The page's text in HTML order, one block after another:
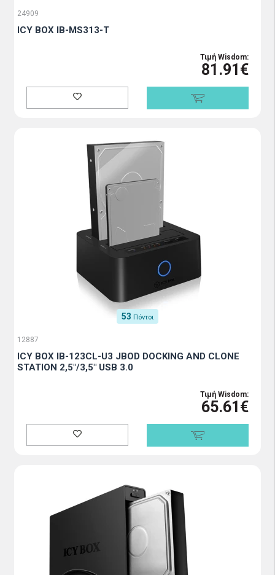
24909
ICY BOX IB-MS313-T
Τιμή Wisdom:
81.91€
53 Πόντοι
12887
ICY BOX IB-123CL-U3 JBOD DOCKING AND CLONE
STATION 2,5"/3,5" USB 3.0
Τιμή Wisdom:
65.61€